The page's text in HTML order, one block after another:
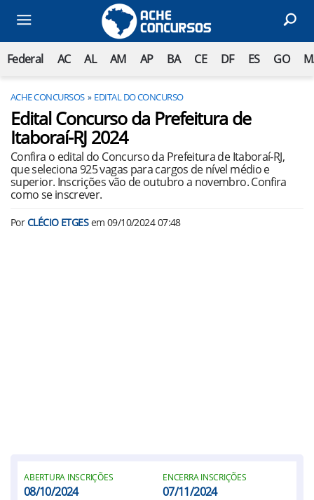
Federal AC AL AM AP BA CE DF ES GO
ACHE CONCURSOS EDITAL DO CONCURSO
Edital Concurso da Prefeitura de
Itaboraí-RJ 2024
Confira o edital do Concurso da Prefeitura de Itaboraí-RJ,
que seleciona 925 vagas para cargos de nível médio e
superior. Inscrições vão de outubro a novembro. Confira
como se inscrever.
PorCLÉCIO ETGESem 09/10/2024 07:48
ABERTURA INSCRIÇÕES
08/10/2024
ENCERRA INSCRIÇÕES
07/11/2024